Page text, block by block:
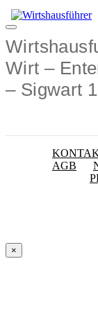
Zum
Inhalt
Menü
Wirt –
– Sigwart
AGB
×